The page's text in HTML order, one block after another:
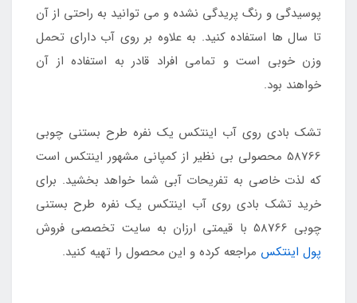
پوسیدگی و رنگ پریدگی نشده و می توانید به راحتی از آن
تا سال ها استفاده کنید. به علاوه بر روی آب دارای تحمل
وزن خوبی است و تمامی افراد قادر به استفاده از آن
خواهند بود.
تشک بادی روی آب اینتکس یک نفره طرح بستنی چوبی
58766 محصولی بی نظیر از کمپانی مشهور اینتکس است
که لذت خاصی به تفریحات آبی شما خواهد بخشید. برای
خرید تشک بادی روی آب اینتکس یک نفره طرح بستنی
چوبی 58766 با قیمتی ارزان به سایت تخصصی فروش
پول اینتکس مراجعه کرده و این محصول را تهیه کنید.